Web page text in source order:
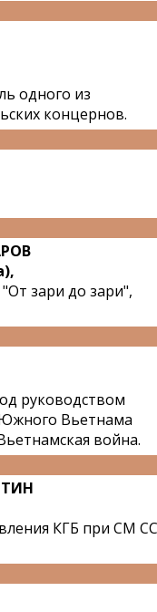
одного из
концернов.
зари до зари",
руководством
Вьетнама
война.
КГБ при СМ